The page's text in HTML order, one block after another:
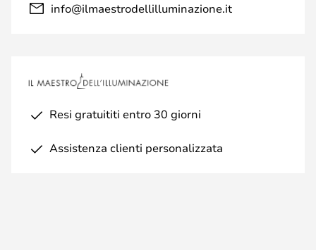
info@ilmaestrodellilluminazione.it
Resi gratuititi entro 30 giorni
Assistenza clienti personalizzata